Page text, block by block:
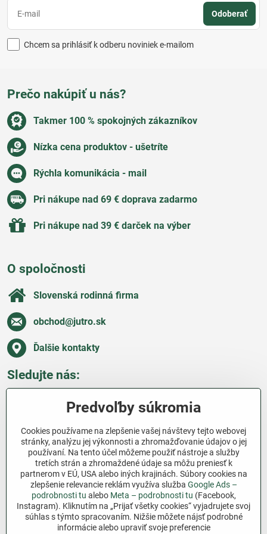
Hliva ustricová:
Liečivá, výživná a vhodná na pestovanie doma.
Vhodné na vyprážanie či nakladanie do nálevov.
hubárov.
citlivým prístupom môžeme z lesa čerpať zdravie aj potešenie.
Odoberať
Chcem sa prihlásiť k odberu noviniek e-mailom
Prečo nakúpiť u nás?
Takmer 100 % spokojných zákazníkov
Nízka cena produktov - ušetríte
Rýchla komunikácia - mail
Pri nákupe nad 69 € doprava zadarmo
Pri nákupe nad 39 € darček na výber
O spoločnosti
Slovenská rodinná firma
obchod​@jutro​.sk
Ďalšie kontakty
Sledujte nás:
Všetko o nákupe
Ďakujeme za podporu
Sme slovenský e-shop bez dotácií​. Fungujeme len
vďaka vám – ľuďom, ktorí veria v poctivú prácu a
lásku k pôde​. Každý nákup na Jutro​.sk nám pomáha
pokračovať v tom, čo má zmysel – pomáhať
záhradkárom zadarmo a srdcom​.
Predvoľby súkromia
Cookies používame na zlepšenie vašej návštevy tejto webovej
stránky, analýzu jej výkonnosti a zhromažďovanie údajov o jej
používaní. Na tento účel môžeme použiť nástroje a služby
tretích strán a zhromaždené údaje sa môžu preniesť k
partnerom v EÚ, USA alebo iných krajinách. Súbory cookies na
zlepšenie relevancie reklám využíva služba Google Ads –
podrobnosti tu alebo Meta – podrobnosti tu (Facebook,
Instagram). Kliknutím na „Prijať všetky cookies“ vyjadrujete svoj
súhlas s týmto spracovaním. Nižšie môžete nájsť podrobné
informácie alebo upraviť svoje preferencie